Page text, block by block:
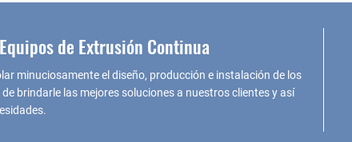
de Extrusión Continua
minuciosamente el diseño, producción e instalación de los
brindarle las mejores soluciones a nuestros clientes y así